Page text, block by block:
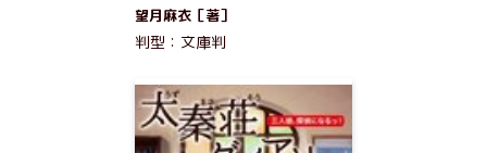
望月麻衣［著］
判型：文庫判